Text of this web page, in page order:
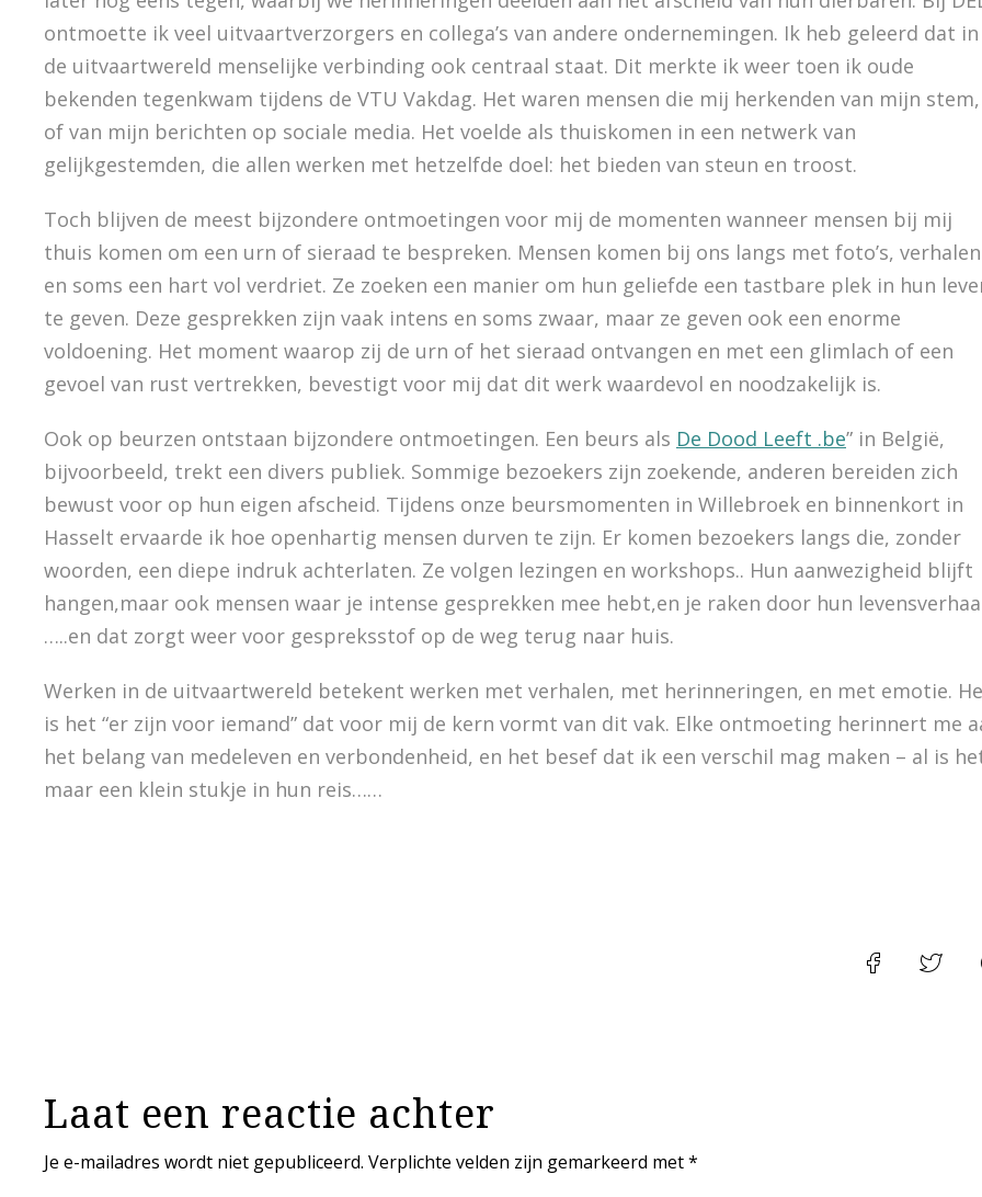
ontmoette ik veel uitvaartverzorgers en collega’s van andere ondernemingen. Ik heb geleerd dat in
de uitvaartwereld menselijke verbinding ook centraal staat. Dit merkte ik weer toen ik oude
bekenden tegenkwam tijdens de VTU Vakdag. Het waren mensen die mij herkenden van mijn stem,
of van mijn berichten op sociale media. Het voelde als thuiskomen in een netwerk van
gelijkgestemden, die allen werken met hetzelfde doel: het bieden van steun en troost.
Toch blijven de meest bijzondere ontmoetingen voor mij de momenten wanneer mensen bij mij
thuis komen om een urn of sieraad te bespreken. Mensen komen bij ons langs met foto’s, verhalen
en soms een hart vol verdriet. Ze zoeken een manier om hun geliefde een tastbare plek in hun
te geven. Deze gesprekken zijn vaak intens en soms zwaar, maar ze geven ook een enorme
voldoening. Het moment waarop zij de urn of het sieraad ontvangen en met een glimlach of een
gevoel van rust vertrekken, bevestigt voor mij dat dit werk waardevol en noodzakelijk is.
Ook op beurzen ontstaan bijzondere ontmoetingen. Een beurs als De Dood Leeft .be” in België,
bijvoorbeeld, trekt een divers publiek. Sommige bezoekers zijn zoekende, anderen bereiden zich
bewust voor op hun eigen afscheid. Tijdens onze beursmomenten in Willebroek en binnenkort in
Hasselt ervaarde ik hoe openhartig mensen durven te zijn. Er komen bezoekers langs die, zonder
woorden, een diepe indruk achterlaten. Ze volgen lezingen en workshops.. Hun aanwezigheid blijft
hangen,maar ook mensen waar je intense gesprekken mee hebt,en je raken door hun
…..en dat zorgt weer voor gespreksstof op de weg terug naar huis.
Werken in de uitvaartwereld betekent werken met verhalen, met herinneringen, en met emotie.
is het “er zijn voor iemand” dat voor mij de kern vormt van dit vak. Elke ontmoeting herinnert me
het belang van medeleven en verbondenheid, en het besef dat ik een verschil mag maken – al is
maar een klein stukje in hun reis……
Laat een reactie achter
Je e-mailadres wordt niet gepubliceerd. Verplichte velden zijn gemarkeerd met *